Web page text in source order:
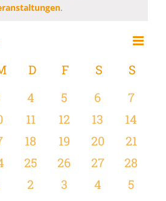
.
Monat
MITTWOCH
D DONNERSTAG
F FREITAG
S SAMSTAG
S
0
Veranstaltungen
4
0
Veranstaltungen
5
0
6
0
7
0
Veranstaltungen
11
0
Veranstaltungen
12
0
13
0
14
0
Veranstaltungen
18
0
Veranstaltungen
19
0
20
0
21
0
Veranstaltungen
25
0
Veranstaltungen
26
0
27
0
28
0
2
0
3
0
4
0
5